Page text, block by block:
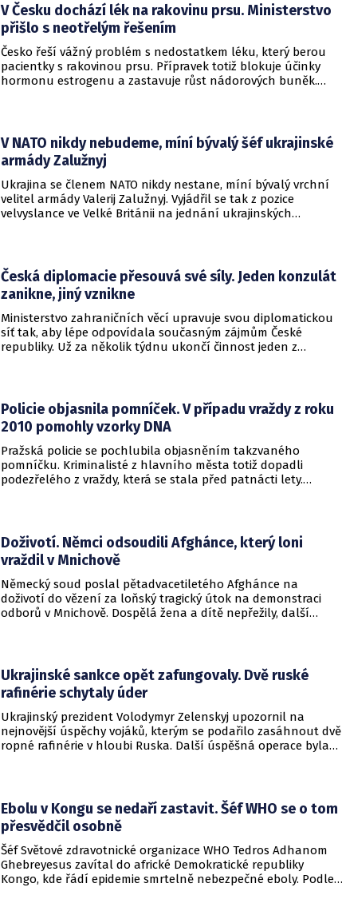
V Česku dochází lék na rakovinu prsu. Ministerstvo
přišlo s neotřelým řešením
Česko řeší vážný problém s nedostatkem léku, který berou
pacientky s rakovinou prsu. Přípravek totiž blokuje účinky
hormonu estrogenu a zastavuje růst nádorových buněk.
V NATO nikdy nebudeme, míní bývalý šéf ukrajinské
armády Zalužnyj
Ukrajina se členem NATO nikdy nestane, míní bývalý vrchní
velitel armády Valerij Zalužnyj. Vyjádřil se tak z pozice
velvyslance ve Velké Británii na jednání ukrajinských
Česká diplomacie přesouvá své síly. Jeden konzulát
zanikne, jiný vznikne
Ministerstvo zahraničních věcí upravuje svou diplomatickou
síť tak, aby lépe odpovídala současným zájmům České
republiky. Už za několik týdnu ukončí činnost jeden z
Policie objasnila pomníček. V případu vraždy z roku
2010 pomohly vzorky DNA
Pražská policie se pochlubila objasněním takzvaného
pomníčku. Kriminalisté z hlavního města totiž dopadli
podezřelého z vraždy, která se stala před patnácti lety.
Doživotí. Němci odsoudili Afghánce, který loni
vraždil v Mnichově
Německý soud poslal pětadvacetiletého Afghánce na
doživotí do vězení za loňský tragický útok na demonstraci
odborů v Mnichově. Dospělá žena a dítě nepřežily, další
Ukrajinské sankce opět zafungovaly. Dvě ruské
rafinérie schytaly úder
Ukrajinský prezident Volodymyr Zelenskyj upozornil na
nejnovější úspěchy vojáků, kterým se podařilo zasáhnout dvě
ropné rafinérie v hloubi Ruska. Další úspěšná operace byla
Ebolu v Kongu se nedaří zastavit. Šéf WHO se o tom
přesvědčil osobně
Šéf Světové zdravotnické organizace WHO Tedros Adhanom
Ghebreyesus zavítal do africké Demokratické republiky
Kongo, kde řádí epidemie smrtelně nebezpečné eboly. Podle